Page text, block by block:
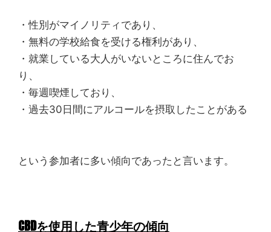
・性別がマイノリティであり、
・無料の学校給食を受ける権利があり、
・就業している大人がいないところに住んでお
り、
・毎週喫煙しており、
・過去30日間にアルコールを摂取したことがある
という参加者に多い傾向であったと言います。
CBDを使用した青少年の傾向